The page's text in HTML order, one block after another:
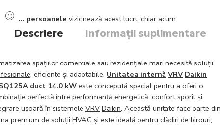
... persoanele vizionează acest lucru chiar acum
Descriere Informații suplimentare
spațiilor comerciale sau rezidențiale mari necesită soluții
, eficiente și adaptabile. Unitatea internă VRV Daikin
duct 14.0 kW este concepută special pentru a oferi o
perfectă între performanță energetică, confortsporit și
ușoară în sistemele VRV Daikin. Această unitate face parte din
premium de soluții HVAC și este ideală pentru clădiri de birouri,